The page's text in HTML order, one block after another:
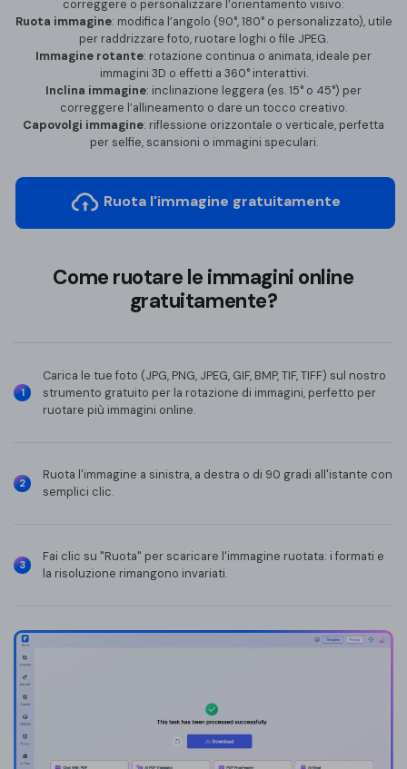
correggere o personalizzare l’orientamento visivo:
Ruota immagine: modifica l’angolo (90°, 180° o personalizzato), utile
per raddrizzare foto, ruotare loghi o file JPEG.
Immagine rotante: rotazione continua o animata, ideale per
immagini 3D o effetti a 360° interattivi.
Inclina immagine: inclinazione leggera (es. 15° o 45°) per
correggere l’allineamento o dare un tocco creativo.
Capovolgi immagine: riflessione orizzontale o verticale, perfetta
per selfie, scansioni o immagini speculari.
Ruota l'immagine gratuitamente
Come ruotare le immagini online
gratuitamente?
1
Carica le tue foto (JPG, PNG, JPEG, GIF, BMP, TIF, TIFF) sul nostro
strumento gratuito per la rotazione di immagini, perfetto per
ruotare più immagini online.
2
Ruota l'immagine a sinistra, a destra o di 90 gradi all'istante con
semplici clic.
3
Fai clic su "Ruota" per scaricare l'immagine ruotata: i formati e
la risoluzione rimangono invariati.